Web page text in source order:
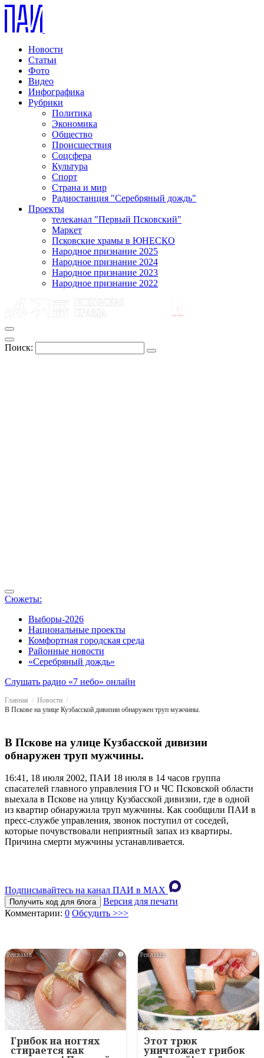
Новости
Статьи
Фото
Видео
Инфографика
Рубрики
Политика
Экономика
Общество
Происшествия
Соцсфера
Культура
Спорт
Страна и мир
Радиостанция "Серебряный дождь"
Проекты
телеканал "Первый Псковский"
Маркет
Псковские храмы в ЮНЕСКО
Народное признание 2025
Народное признание 2024
Народное признание 2023
Народное признание 2022
Поиск:
Сюжеты:
Выборы-2026
Национальные проекты
Комфортная городская среда
Районные новости
«Серебряный дождь»
Слушать радио «7 небо» онлайн
Главная
Новости
В Пскове на улице Кузбасской дивизии обнаружен труп мужчины.
В Пскове на улице Кузбасской дивизии
обнаружен труп мужчины.
16:41, 18 июля 2002, ПАИ 18 июля в 14 часов группа
спасателей главного управления ГО и ЧС Псковской области
выехала в Пскове на улицу Кузбасской дивизии, где в одной
из квартир обнаружила труп мужчины. Как сообщили ПАИ в
пресс-службе управления, звонок поступил от соседей,
которые почувствовали неприятный запах из квартиры.
Причина смерти мужчины устанавливается.
Подписывайтесь на канал ПАИ в MAХ
Получить код для блога
Версия для печати
Комментарии: 0 Обсудить >>>
i
Грибок на ногтях
стирается как
i
Этот трюк
уничтожает грибок